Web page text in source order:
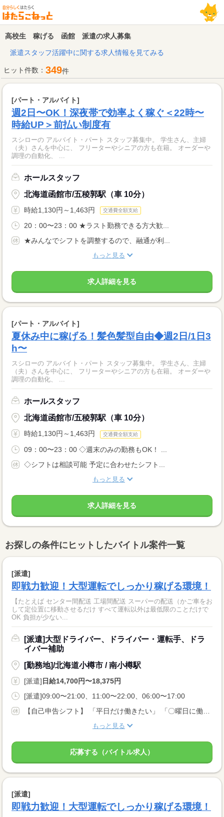
高校生 稼げる 函館 派遣の求人募集
派遣スタッフ活躍中に関する求人情報を見てみる
ヒット件数： 349件
[パート・アルバイト]
週2日〜OK！深夜帯で効率よく稼ぐ＜22時〜
時給UP＞前払い制度有
スシローの アルバイト・パート スタッフ募集中。 学生さん、主婦
（夫）さんを中心に、 フリーターやシニアの方も在籍。 オーダーや
調理の自動化、 ...
ホールスタッフ
北海道函館市/五稜郭駅（車 10分）
時給1,130円～1,463円 交通費全額支給
20：00〜23：00 ★ラスト勤務できる方大歓...
★みんなでシフトを調整するので、融通が利...
もっと見る
求人詳細を見る
[パート・アルバイト]
夏休み中に稼げる！髪色髪型自由◆週2日/1日3
h〜
スシローの アルバイト・パート スタッフ募集中。 学生さん、主婦
（夫）さんを中心に、 フリーターやシニアの方も在籍。 オーダーや
調理の自動化、 ...
ホールスタッフ
北海道函館市/五稜郭駅（車 10分）
時給1,130円～1,463円 交通費全額支給
09：00〜23：00 ◇週末のみの勤務もOK！ ...
◇シフトは相談可能 予定に合わせたシフト...
もっと見る
求人詳細を見る
お探しの条件にヒットしたバイトル案件一覧
[派遣]
即戦力歓迎！大型運転でしっかり稼げる環境！
【たとえば センター間配送 工場間配送 スーパーの配送（かご車をお
して定位置に移動させるだけ すべて運転以外は最低限のことだけで
OK 負担が少ない...
[派遣]大型ドライバー、ドライバー・運転手、ドラ
イバー補助
[勤務地]/北海道小樽市 / 南小樽駅
[派遣]日給14,700円〜18,375円
[派遣]09:00〜21:00、11:00〜22:00、06:00〜17:00
もっと見る
応募する（バイトル求人）
[派遣]
即戦力歓迎！大型運転でしっかり稼げる環境！